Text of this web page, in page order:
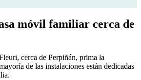
móvil familiar cerca de
cerca de Perpiñán, prima la
de las instalaciones están dedicadas